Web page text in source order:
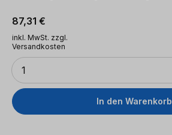
Regulärer Preis:
87,31 €
inkl. MwSt. zzgl.
Versandkosten
Anzahl
1
In den Warenkorb